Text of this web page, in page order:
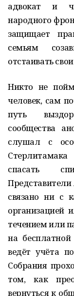
адвокат и
народного
защищает
семьям
отстаивать
Никто не
человек, сам
путь
сообщества
слушал с
спасать
Представители
связано ни с
организацией
течением или
на
ведёт учёта
Собрания
том, как
вернуться к